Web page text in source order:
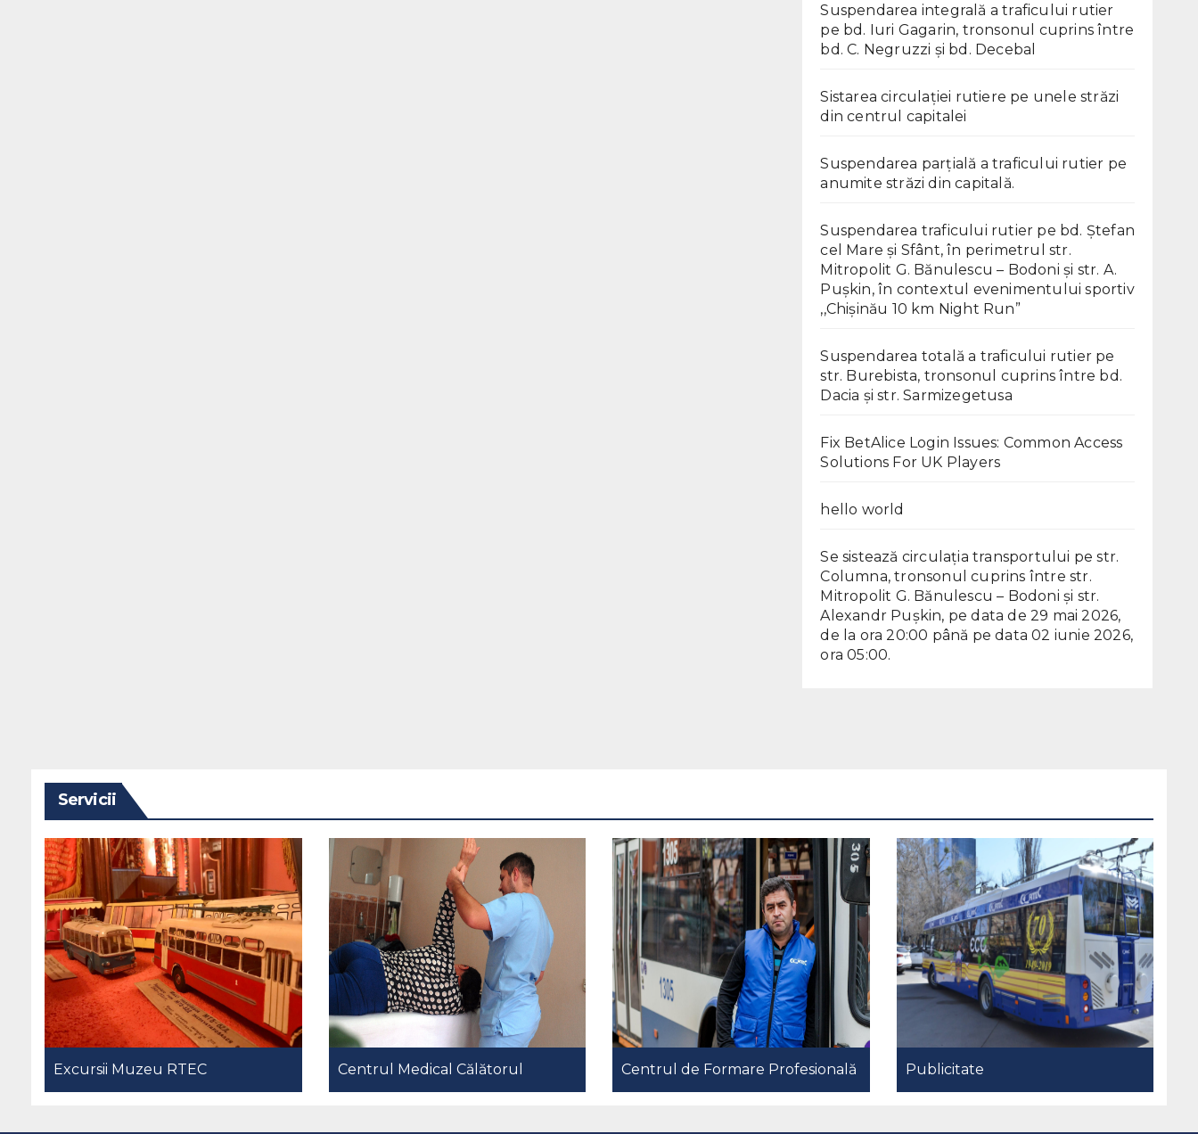
Suspendarea integrală a traficului rutier
pe bd. Iuri Gagarin, tronsonul cuprins între
bd. C. Negruzzi și bd. Decebal
Sistarea circulației rutiere pe unele străzi
din centrul capitalei
Suspendarea parțială a traficului rutier pe
anumite străzi din capitală.
Suspendarea traficului rutier pe bd. Ștefan
cel Mare și Sfânt, în perimetrul str.
Mitropolit G. Bănulescu – Bodoni și str. A.
Pușkin, în contextul evenimentului sportiv
,,Chișinău 10 km Night Run”
Suspendarea totală a traficului rutier pe
str. Burebista, tronsonul cuprins între bd.
Dacia și str. Sarmizegetusa
Fix BetAlice Login Issues: Common Access
Solutions For UK Players
hello world
Se sistează circulația transportului pe str.
Columna, tronsonul cuprins între str.
Mitropolit G. Bănulescu – Bodoni și str.
Alexandr Pușkin, pe data de 29 mai 2026,
de la ora 20:00 până pe data 02 iunie 2026,
ora 05:00.
Servicii
Excursii Muzeu RTEC Centrul Medical Călătorul Centrul de Formare Profesională Publicitate